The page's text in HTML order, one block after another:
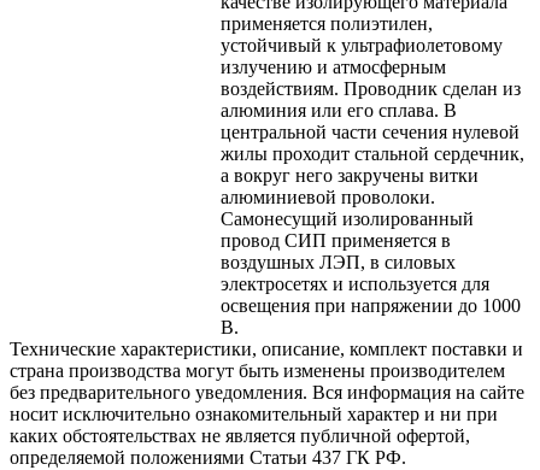
применяется полиэтилен,
устойчивый к ультрафиолетовому
излучению и атмосферным
воздействиям. Проводник сделан из
алюминия или его сплава. В
центральной части сечения нулевой
жилы проходит стальной сердечник,
а вокруг него закручены витки
алюминиевой проволоки.
Самонесущий изолированный
провод СИП применяется в
воздушных ЛЭП, в силовых
электросетях и используется для
освещения при напряжении до 1000
В.
Технические характеристики, описание, комплект поставки и
страна производства могут быть изменены производителем
без предварительного уведомления. Вся информация на сайте
носит исключительно ознакомительный характер и ни при
каких обстоятельствах не является публичной офертой,
определяемой положениями Статьи 437 ГК РФ.